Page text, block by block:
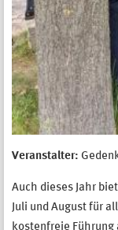
Veranstalter:
Auch dieses Jahr
Juli und August für
kostenfreie Führung